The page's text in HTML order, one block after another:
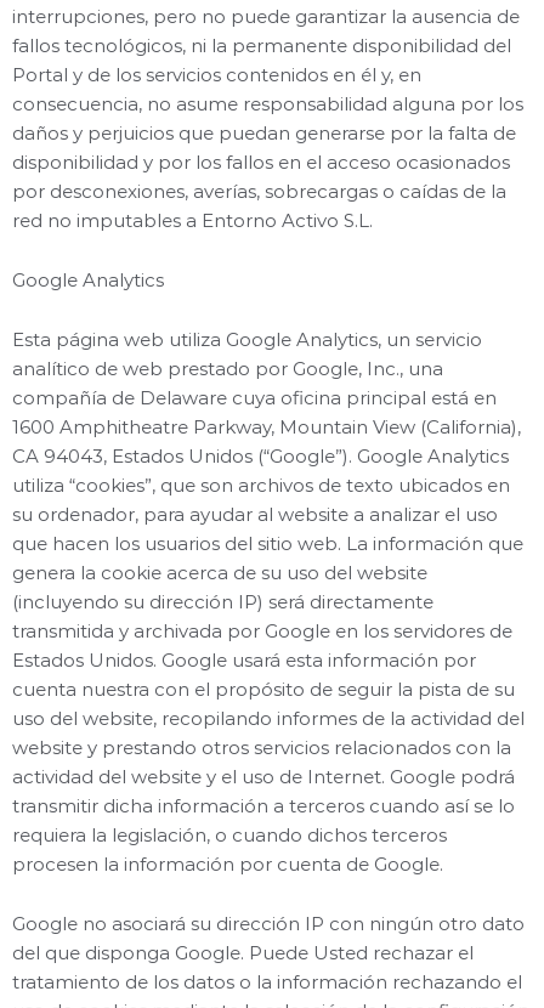
interrupciones, pero no puede garantizar la ausencia de
fallos tecnológicos, ni la permanente disponibilidad del
Portal y de los servicios contenidos en él y, en
consecuencia, no asume responsabilidad alguna por los
daños y perjuicios que puedan generarse por la falta de
disponibilidad y por los fallos en el acceso ocasionados
por desconexiones, averías, sobrecargas o caídas de la
red no imputables a Entorno Activo S.L.
Google Analytics
Esta página web utiliza Google Analytics, un servicio
analítico de web prestado por Google, Inc., una
compañía de Delaware cuya oficina principal está en
1600 Amphitheatre Parkway, Mountain View (California),
CA 94043, Estados Unidos (“Google”). Google Analytics
utiliza “cookies”, que son archivos de texto ubicados en
su ordenador, para ayudar al website a analizar el uso
que hacen los usuarios del sitio web. La información que
genera la cookie acerca de su uso del website
(incluyendo su dirección IP) será directamente
transmitida y archivada por Google en los servidores de
Estados Unidos. Google usará esta información por
cuenta nuestra con el propósito de seguir la pista de su
uso del website, recopilando informes de la actividad del
website y prestando otros servicios relacionados con la
actividad del website y el uso de Internet. Google podrá
transmitir dicha información a terceros cuando así se lo
requiera la legislación, o cuando dichos terceros
procesen la información por cuenta de Google.
Google no asociará su dirección IP con ningún otro dato
del que disponga Google. Puede Usted rechazar el
tratamiento de los datos o la información rechazando el